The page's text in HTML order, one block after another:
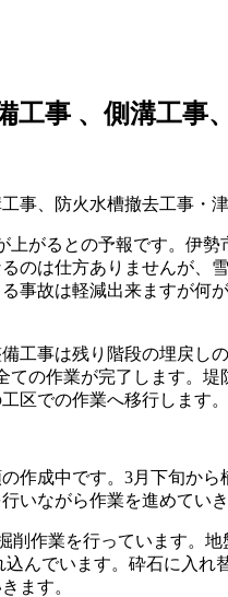
工事 、側溝工
事、防火水槽撤去工事・
がるとの予報です。伊
のは仕方ありませんが
事故は軽減出来ますが
工事は残り階段の埋戻
の作業が完了します。
区での作業へ移行します。
作成中です。3月下旬か
いながら作業を進めていき
作業を行っています。
んでいます。砕石に入
ます。